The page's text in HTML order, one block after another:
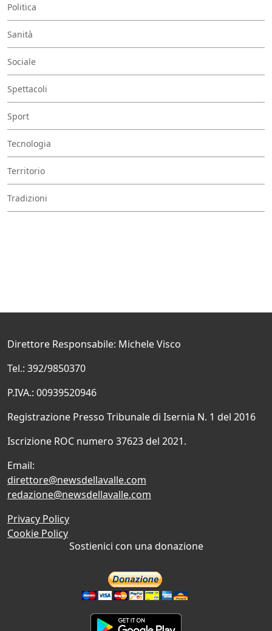
Politica
Sanità
Sociale
Spettacoli
Sport
Tecnologia
Territorio
Tradizioni
Direttore Responsabile: Michele Visco
Tel.: 392/9850370
P.IVA.: 00939520946
Registrazione Presso Tribunale di Isernia N. 1 del 2016
Iscrizione ROC numero 37623 del 2021.
Email:
direttore@newsdellavalle.com
redazione@newsdellavalle.com
Privacy Policy
Cookie Policy
Sostienici con una donazione